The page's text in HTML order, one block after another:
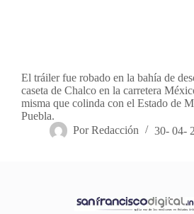
El tráiler fue robado en la bahía de
caseta de Chalco en la carretera
misma que colinda con el Estado de
Puebla.
Por Redacción 30- 04-